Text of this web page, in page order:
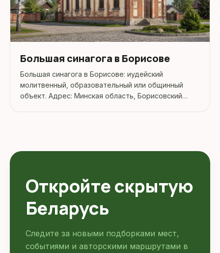
Большая синагога в Борисове
Большая синагога в Борисове: иудейский
молитвенный, образовательный или общинный
объект. Адрес: Минская область, Борисовский
Откройте скрытую
Беларусь
Следите за новыми подборками мест,
событиями и авторскими маршрутами в